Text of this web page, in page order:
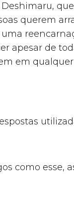
querem
apesar de
em
como esse,